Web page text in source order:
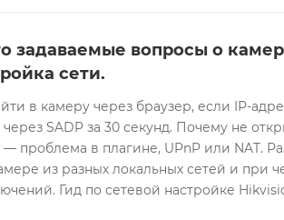
задаваемые вопросы о
сети.
в камеру через браузер, если IP-
SADP за 30 секунд. Почему не
проблема в плагине, UPnP или NAT.
из разных локальных сетей и при
Гид по сетевой настройке